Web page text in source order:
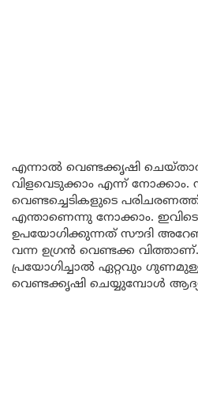
എന്നാൽ വെണ്ടക്കൃഷി
വിളവെടുക്കാം എന്ന്
വെണ്ടച്ചെടികളുടെ
എന്താണെന്നു നോക്കാം.
ഉപയോഗിക്കുന്നത് സൗദി
വന്ന ഉഗ്രൻ വെണ്ടക്ക
പ്രയോഗിച്ചാൽ ഏറ്റവും
വെണ്ടക്കൃഷി ചെയ്യുമ്പോൾ